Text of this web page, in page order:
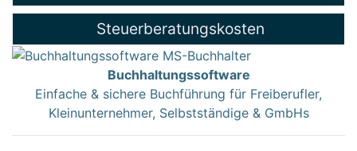
Steuerberatungskosten
Buchhaltungssoftware
Einfache & sichere Buchführung für Freiberufler,
Kleinunternehmer, Selbstständige & GmbHs